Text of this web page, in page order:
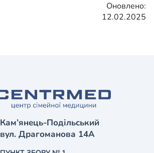
Оновлено:
12.02.2025
Кам’янець-Подільський
вул. Драгоманова 14А